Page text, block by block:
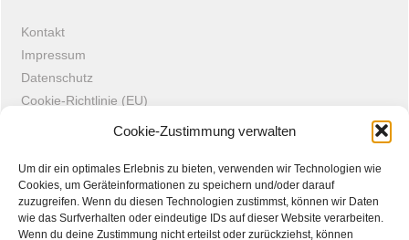
Cookie-Zustimmung verwalten
Um dir ein optimales Erlebnis zu bieten, verwenden wir Technologien wie
Cookies, um Geräteinformationen zu speichern und/oder darauf
zuzugreifen. Wenn du diesen Technologien zustimmst, können wir Daten
wie das Surfverhalten oder eindeutige IDs auf dieser Website verarbeiten.
Wenn du deine Zustimmung nicht erteilst oder zurückziehst, können
Kontakt
Impressum
Datenschutz
Cookie-Richtlinie (EU)
©VKDSt Hasso-Rhenania Mainz2023
neminem time · neminem laede